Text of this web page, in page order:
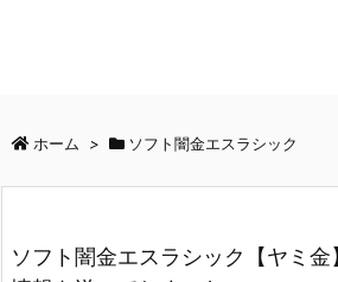
ホーム > ソフト闇金エスラシック
ソフト闇金エスラシック【ヤミ金